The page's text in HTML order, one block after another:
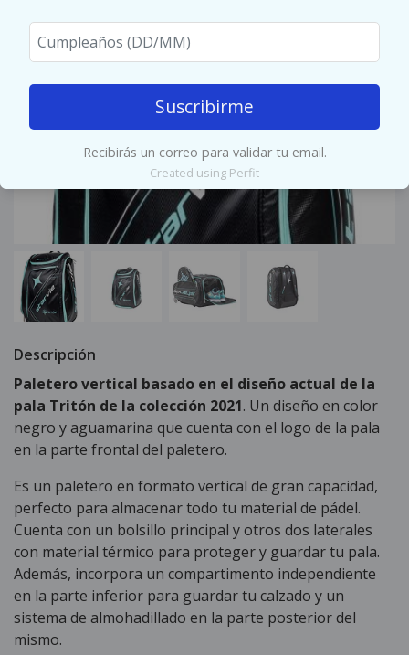
Suscribirme
Recibirás un correo para validar tu email.
Created using Perfit
Descripción
Paletero vertical basado en el diseño actual de la
pala Tritón de la colección 2021. Un diseño en color
negro y aguamarina que cuenta con el logo de la pala
en la parte frontal del paletero.
Es un paletero en formato vertical de gran capacidad,
perfecto para almacenar todo tu material de pádel.
Cuenta con un bolsillo principal y otros dos laterales
con material térmico para proteger y guardar tu pala.
Además, incorpora un compartimento independiente
en la parte inferior para guardar tu calzado y un
sistema de almohadillado en la parte posterior del
mismo.